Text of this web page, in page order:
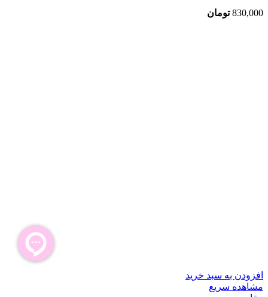
830,000 تومان
افزودن به سبد خرید
مشاهده سریع